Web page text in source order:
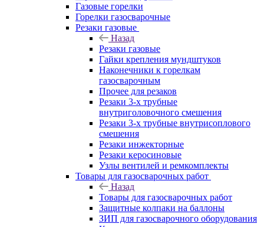
Газовые горелки
Горелки газосварочные
Резаки газовые
Назад
Резаки газовые
Гайки крепления мундштуков
Наконечники к горелкам
газосварочным
Прочее для резаков
Резаки 3-х трубные
внутриголовочного смешения
Резаки 3-х трубные внутрисоплового
смешения
Резаки инжекторные
Резаки керосиновые
Узлы вентилей и ремкомплекты
Товары для газосварочных работ
Назад
Товары для газосварочных работ
Защитные колпаки на баллоны
ЗИП для газосварочного оборудования